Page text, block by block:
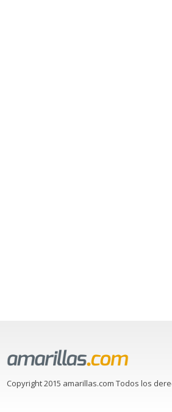
Copyright 2015 amarillas.com Todos los